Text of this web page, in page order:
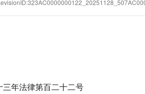
三年法律第百二十二号